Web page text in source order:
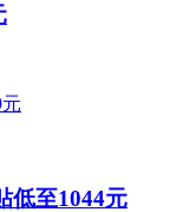
低至1044元